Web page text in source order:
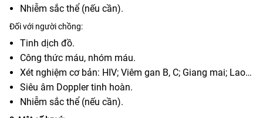
Nhiễm sắc thể (nếu cần).
Đối với người chồng:
Tinh dịch đồ.
Công thức máu, nhóm máu.
Xét nghiệm cơ bản: HIV; Viêm gan B, C; Giang mai; Lao…
Siêu âm Doppler tinh hoàn.
Nhiễm sắc thể (nếu cần).